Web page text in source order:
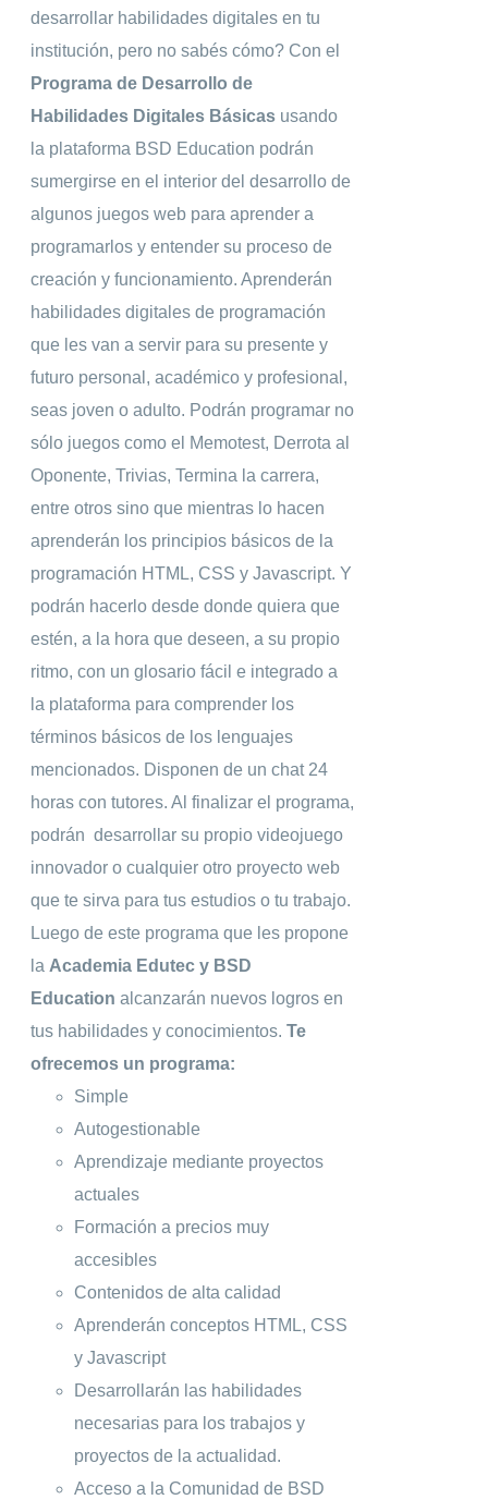
desarrollar habilidades digitales en tu
institución, pero no sabés cómo? Con el
Programa de Desarrollo de
Habilidades Digitales Básicas usando
la plataforma BSD Education podrán
sumergirse en el interior del desarrollo de
algunos juegos web para aprender a
programarlos y entender su proceso de
creación y funcionamiento. Aprenderán
habilidades digitales de programación
que les van a servir para su presente y
futuro personal, académico y profesional,
seas joven o adulto. Podrán programar no
sólo juegos como el Memotest, Derrota al
Oponente, Trivias, Termina la carrera,
entre otros sino que mientras lo hacen
aprenderán los principios básicos de la
programación HTML, CSS y Javascript. Y
podrán hacerlo desde donde quiera que
estén, a la hora que deseen, a su propio
ritmo, con un glosario fácil e integrado a
la plataforma para comprender los
términos básicos de los lenguajes
mencionados. Disponen de un chat 24
horas con tutores. Al finalizar el programa,
podrán desarrollar su propio videojuego
innovador o cualquier otro proyecto web
que te sirva para tus estudios o tu trabajo.
Luego de este programa que les propone
la Academia Edutec y BSD
Education alcanzarán nuevos logros en
tus habilidades y conocimientos.Te
ofrecemos un programa:
Simple
Autogestionable
Aprendizaje mediante proyectos
actuales
Formación a precios muy
accesibles
Contenidos de alta calidad
Aprenderán conceptos HTML, CSS
y Javascript
Desarrollarán las habilidades
necesarias para los trabajos y
proyectos de la actualidad.
Acceso a la Comunidad de BSD